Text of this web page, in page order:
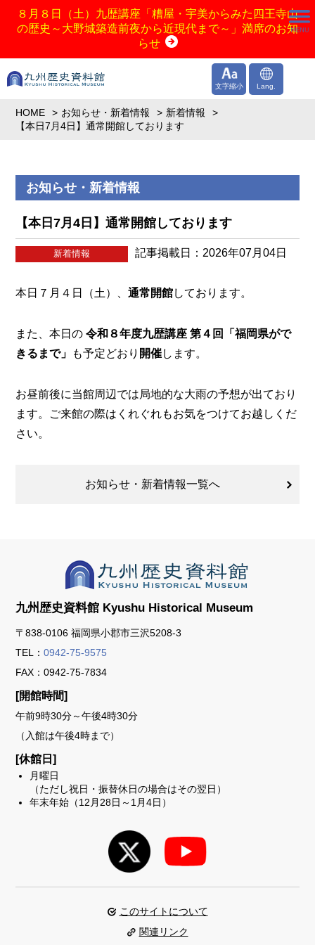
８月８日（土）九歴講座「糟屋・宇美からみた四王寺山
の歴史～大野城築造前夜から近現代まで～」満席のお知
らせ
文字縮小 Lang.
HOME お知らせ・新着情報
新着情報
【本日7月4日】通常開館しております
お知らせ・新着情報
【本日7月4日】通常開館しております
新着情報 記事掲載日：2026年07月04日
本日７月４日（土）、通常開館しております。
また、本日の令和８年度九歴講座 第４回「福岡県がで
きるまで」
も予定どおり 開催します。
お昼前後に当館周辺では局地的な大雨の予想が出ており
ます。ご来館の際はくれぐれもお気をつけてお越しくだ
さい。
お知らせ・新着情報一覧へ
九州歴史資料館 Kyushu Historical Museum
〒838-0106 福岡県小郡市三沢5208-3
TEL：0942-75-9575
FAX：0942-75-7834
[開館時間]
午前9時30分～午後4時30分
（入館は午後4時まで）
[休館日]
月曜日
（ただし祝日・振替休日の場合はその翌日）
年末年始（12月28日～1月4日）
このサイトについて
関連リンク